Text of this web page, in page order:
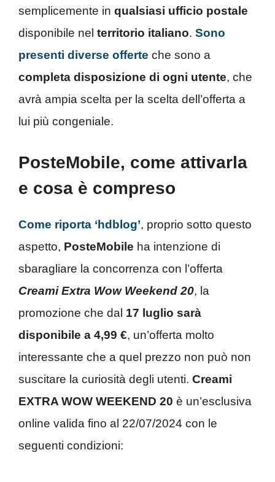
semplicemente in qualsiasi ufficio postale
disponibile nel territorio italiano. Sono
presenti diverse offerte che sono a
completa disposizione di ogni utente, che
avrà ampia scelta per la scelta dell’offerta a
lui più congeniale.
PosteMobile, come attivarla
e cosa è compreso
Come riporta ‘hdblog’, proprio sotto questo
aspetto, PosteMobile ha intenzione di
sbaragliare la concorrenza con l’offerta
Creami Extra Wow Weekend 20, la
promozione che dal 17 luglio sarà
disponibile a 4,99 €, un’offerta molto
interessante che a quel prezzo non può non
suscitare la curiosità degli utenti. Creami
EXTRA WOW WEEKEND 20 è un’esclusiva
online valida fino al 22/07/2024 con le
seguenti condizioni: